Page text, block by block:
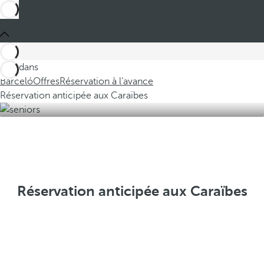
Ces dans
BarcelóOffresRéservation à l’avance
Réservation anticipée aux Caraïbes
Réservation anticipée aux Caraïbes